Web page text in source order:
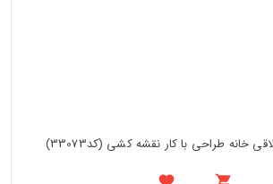
خانه طراحی با کار نقشه کشی (کد33073)